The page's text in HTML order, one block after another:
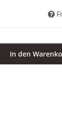
In den